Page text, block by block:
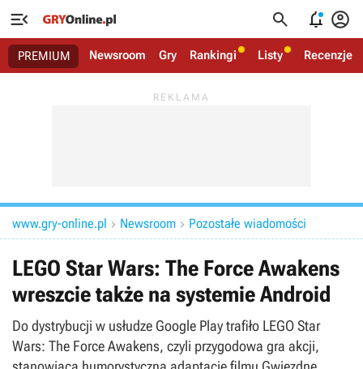
   
PREMIUM Newsroom Gry Rankingi Listy Recenzje
www.gry-online.pl  Newsroom  Pozostałe wiadomości
LEGO Star Wars: The Force Awakens
wreszcie także na systemie Android
Do dystrybucji w usłudze Google Play trafiło LEGO Star
Wars: The Force Awakens, czyli przygodowa gra akcji,